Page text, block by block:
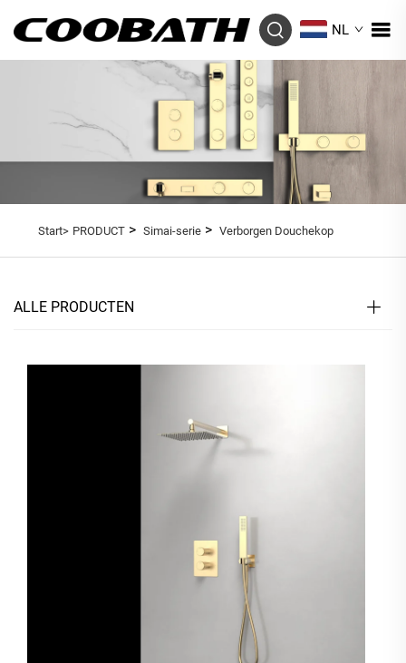
NL
Start> PRODUCT> Simai-serie> Verborgen Douchekop
ALLE PRODUCTEN